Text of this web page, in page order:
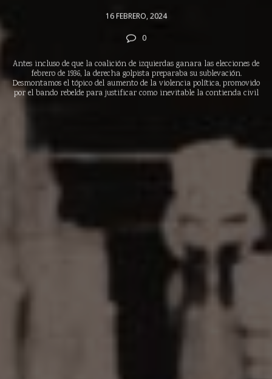
16 FEBRERO, 2024
0
Antes incluso de que la coalición de izquierdas ganara las elecciones de
febrero de 1936, la derecha golpista preparaba su sublevación.
Desmontamos el tópico del aumento de la violencia política, promovido
por el bando rebelde para justificar como inevitable la contienda civil